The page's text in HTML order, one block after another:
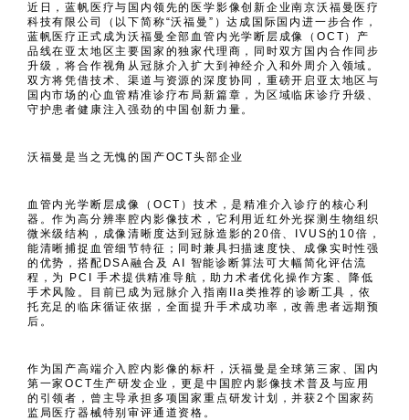
近日，蓝帆医疗与国内领先的医学影像创新企业南京沃福曼医疗
科技有限公司（以下简称“沃福曼”）达成国际国内进一步合作，
蓝帆医疗正式成为沃福曼全部血管内光学断层成像（OCT）产
品线在亚太地区主要国家的独家代理商，同时双方国内合作同步
升级，将合作视角从冠脉介入扩大到神经介入和外周介入领域。
双方将凭借技术、渠道与资源的深度协同，重磅开启亚太地区与
国内市场的心血管精准诊疗布局新篇章，为区域临床诊疗升级、
守护患者健康注入强劲的中国创新力量。
沃福曼是当之无愧的国产OCT头部企业
血管内光学断层成像（OCT）技术，是精准介入诊疗的核心利
器。作为高分辨率腔内影像技术，它利用近红外光探测生物组织
微米级结构，成像清晰度达到冠脉造影的20倍、IVUS的10倍，
能清晰捕捉血管细节特征；同时兼具扫描速度快、成像实时性强
的优势，搭配DSA融合及 AI 智能诊断算法可大幅简化评估流
程，为 PCI 手术提供精准导航，助力术者优化操作方案、降低
手术风险。目前已成为冠脉介入指南IIa类推荐的诊断工具，依
托充足的临床循证依据，全面提升手术成功率，改善患者远期预
后。
作为国产高端介入腔内影像的标杆，沃福曼是全球第三家、国内
第一家OCT生产研发企业，更是中国腔内影像技术普及与应用
的引领者，曾主导承担多项国家重点研发计划，并获2个国家药
监局医疗器械特别审评通道资格。